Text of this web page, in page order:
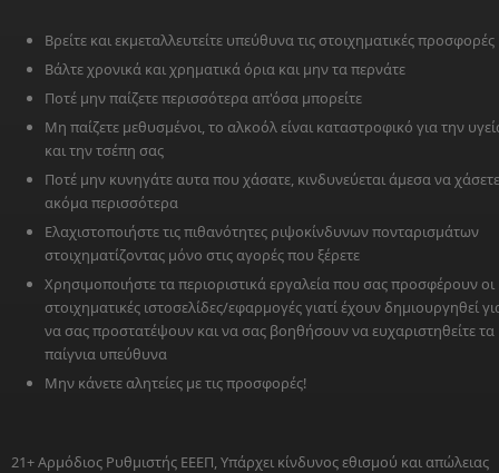
Βρείτε και εκμεταλλευτείτε υπεύθυνα τις στοιχηματικές προσφορές
Βάλτε χρονικά και χρηματικά όρια και μην τα περνάτε
Ποτέ μην παίζετε περισσότερα απ'όσα μπορείτε
Μη παίζετε μεθυσμένοι, το αλκοόλ είναι καταστροφικό για την
και την τσέπη σας
Ποτέ μην κυνηγάτε αυτα που χάσατε, κινδυνεύεται άμεσα να χάσετε
ακόμα περισσότερα
Ελαχιστοποιήστε τις πιθανότητες ριψοκίνδυνων πονταρισμάτων
στοιχηματίζοντας μόνο στις αγορές που ξέρετε
Χρησιμοποιήστε τα περιοριστικά εργαλεία που σας προσφέρουν οι
στοιχηματικές ιστοσελίδες/εφαρμογές γιατί έχουν δημιουργηθεί
να σας προστατέψουν και να σας βοηθήσουν να ευχαριστηθείτε τα
παίγνια υπεύθυνα
Μην κάνετε αλητείες με τις προσφορές!
21+ Αρμόδιος Ρυθμιστής ΕΕΕΠ, Υπάρχει κίνδυνος εθισμού και απώλειας